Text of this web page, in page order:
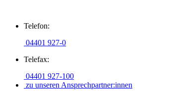
Inhalt
Telefon:
04401 927-0
Telefax:
04401 927-100
zu unseren Ansprechpartner:innen